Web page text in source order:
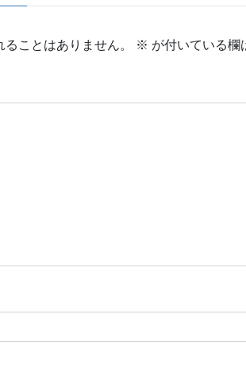
ことはありません。 ※ が付いている欄